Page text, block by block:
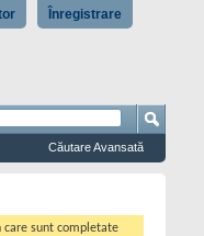
Înregistrare
Căutare Avansată
care sunt completate